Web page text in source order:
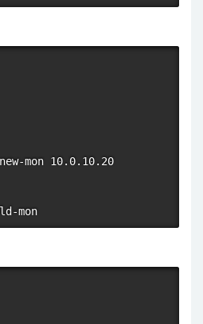
mon 10.0.10.20